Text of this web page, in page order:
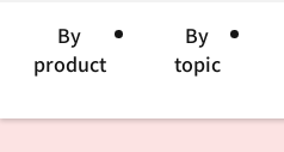
言
By
product
By
topic